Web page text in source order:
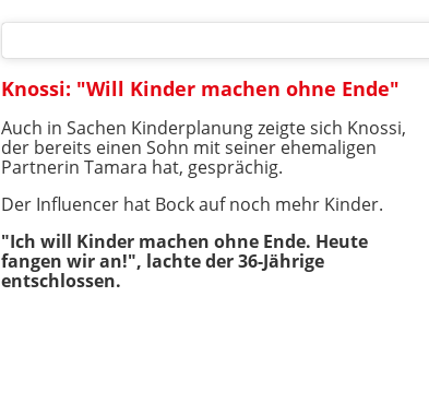
Knossi: "Will Kinder machen ohne Ende"
Auch in Sachen Kinderplanung zeigte sich Knossi,
der bereits einen Sohn mit seiner ehemaligen
Partnerin Tamara hat, gesprächig.
Der Influencer hat Bock auf noch mehr Kinder.
"Ich will Kinder machen ohne Ende. Heute
fangen wir an!", lachte der 36-Jährige
entschlossen.